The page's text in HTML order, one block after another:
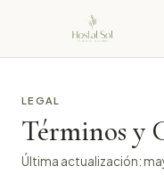
LEGAL
Términos y
Última actualización: